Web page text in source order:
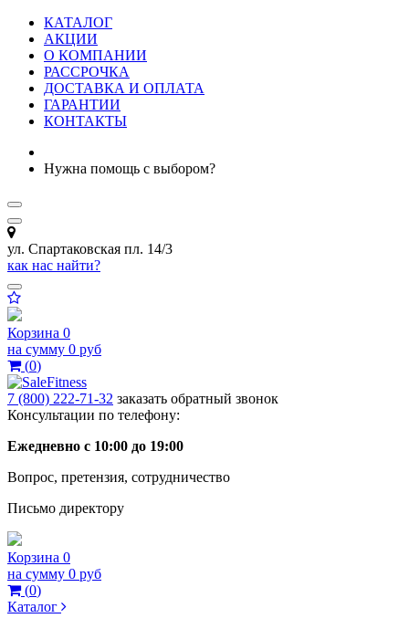
КАТАЛОГ
АКЦИИ
О КОМПАНИИ
РАССРОЧКА
ДОСТАВКА И ОПЛАТА
ГАРАНТИИ
КОНТАКТЫ
Нужна помощь с выбором?
ул. Спартаковская пл. 14/3
как нас найти?
Корзина 0
на сумму 0 руб
(0)
7 (800) 222-71-32 заказать обратный звонок
Консультации по телефону:
Ежедневно с 10:00 до 19:00
Вопрос, претензия, сотрудничество
Письмо директору
Корзина 0
на сумму 0 руб
(0)
Каталог